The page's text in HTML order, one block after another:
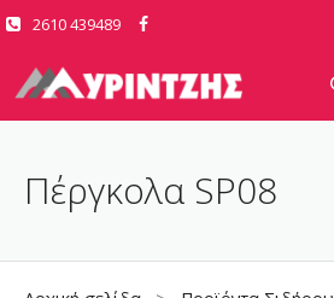
Μετάβαση
περιεχόμενο
2610 439489
Πέργκολα SP08